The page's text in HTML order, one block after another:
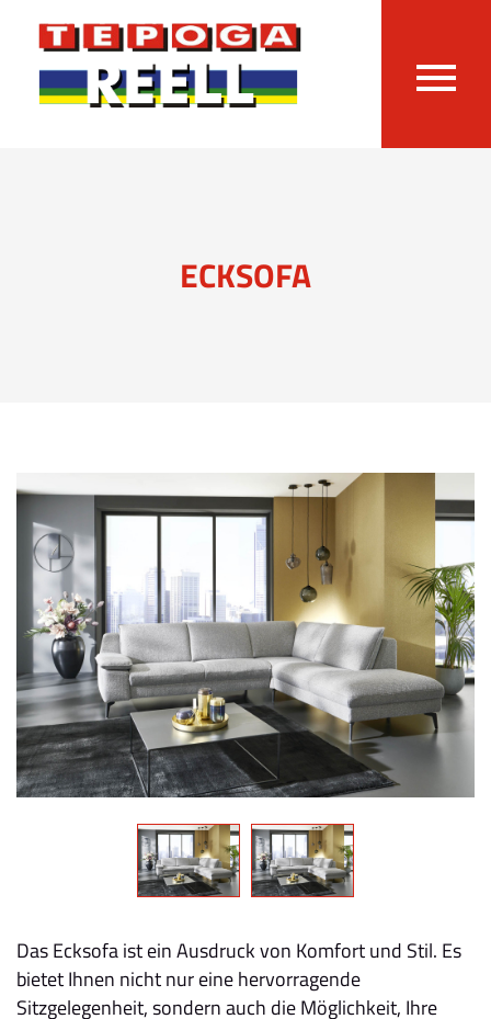
ECKSOFA
Das Ecksofa ist ein Ausdruck von Komfort und Stil. Es
bietet Ihnen nicht nur eine hervorragende
Sitzgelegenheit, sondern auch die Möglichkeit, Ihre